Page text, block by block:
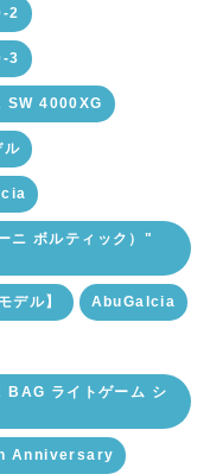
2
3
SW 4000XG
ル
ボルティック）"
デル】 AbuGalcia
ライトゲーム シ
Anniversary